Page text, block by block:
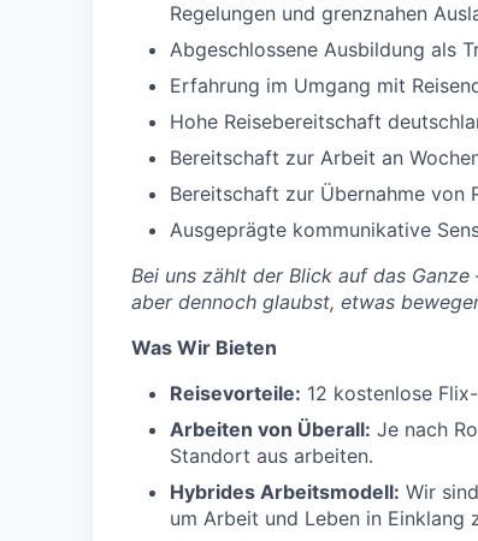
Regelungen und grenznahen
Abgeschlossene Ausbildung als
Erfahrung im Umgang mit
Hohe Reisebereitschaft
Bereitschaft zur Arbeit an
Bereitschaft zur Übernahme von
Ausgeprägte kommunikative
Bei uns zählt der Blick auf das
aber dennoch glaubst, etwas
Was Wir Bieten
Reisevorteile: 12 kostenlose
Arbeiten von Überall: Je nach
Standort aus arbeiten.
Hybrides Arbeitsmodell: Wir
um Arbeit und Leben in Einklang